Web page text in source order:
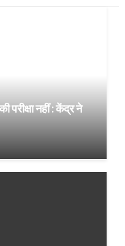
परीक्षा नहीं : केंद्र ने